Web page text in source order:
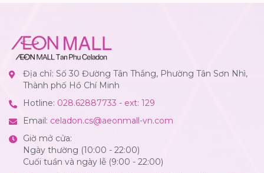
Địa chỉ: Số 30 Đường Tân Thắng, Phường Tân Sơn Nhì,
Thành phố Hồ Chí Minh
Hotline: 028.62887733 - ext: 129
Email: celadon.cs@aeonmall-vn.com
Giờ mở cửa:
Ngày thường (10:00 - 22:00)
Cuối tuần và ngày lễ (9:00 - 22:00)